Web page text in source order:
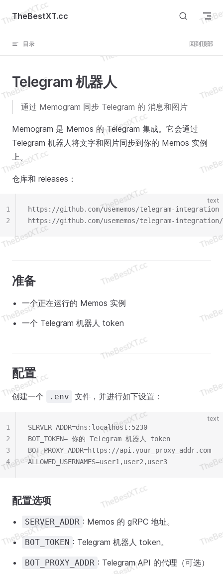
Skip to content
TheBestXT.cc
目录 回到顶部
Telegram 机器人
通过 Memogram 同步 Telegram 的 消息和图片
Memogram 是 Memos 的 Telegram 集成。它会通过
Telegram 机器人将文字和图片同步到你的 Memos 实例
上。
仓库和 releases：
text
https://github.com/usememos/telegram-integration
https://github.com/usememos/telegram-
1
2
准备
一个正在运行的 Memos 实例
一个 Telegram 机器人 token
配置
创建一个 .env 文件，并进行如下设置：
text
SERVER_ADDR=dns:localhost:5230
BOT_TOKEN= 你的 Telegram 机器人 token
BOT_PROXY_ADDR=https://api.your_proxy_addr.com
ALLOWED_USERNAMES=user1,user2,user3
1
2
3
4
配置选项
SERVER_ADDR : Memos 的 gRPC 地址。
BOT_TOKEN : Telegram 机器人 token。
BOT_PROXY_ADDR : Telegram API 的代理（可选）